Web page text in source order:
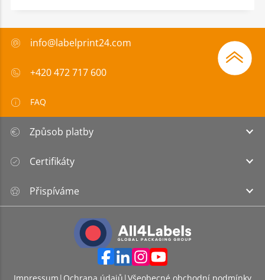
info@labelprint24.com
+420 472 717 600
FAQ
Způsob platby
Certifikáty
Přispíváme